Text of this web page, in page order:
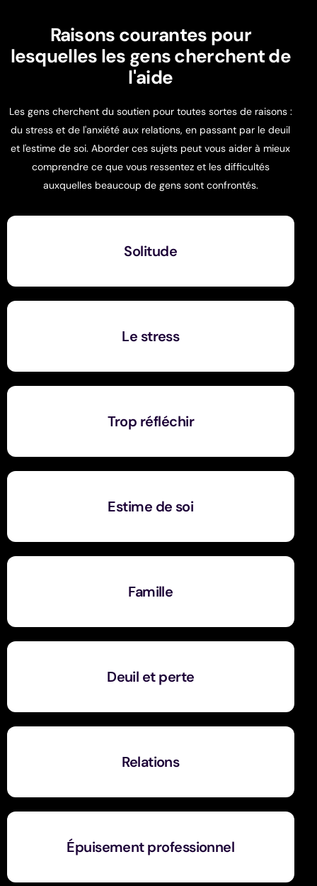
Raisons courantes pour
lesquelles les gens cherchent de
l'aide
Les gens cherchent du soutien pour toutes sortes de raisons :
du stress et de l'anxiété aux relations, en passant par le deuil
et l'estime de soi. Aborder ces sujets peut vous aider à mieux
comprendre ce que vous ressentez et les difficultés
auxquelles beaucoup de gens sont confrontés.
Solitude
Le stress
Trop réfléchir
Estime de soi
Famille
Deuil et perte
Relations
Épuisement professionnel